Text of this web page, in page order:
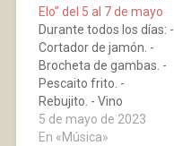
Elo” del 5 al 7 de mayo
Durante todos los días: -
Cortador de jamón. -
Brocheta de gambas. -
Pescaito frito. -
Rebujito. - Vino
manzanilla. Sábado 6
de mayo Final de la
5 de mayo de 2023
En «Música»